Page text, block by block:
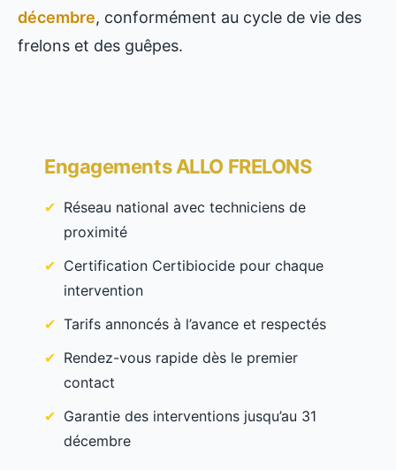
décembre, conformément au cycle de vie des
frelons et des guêpes.
Engagements ALLO FRELONS
Réseau national avec techniciens de
proximité
Certification Certibiocide pour chaque
intervention
Tarifs annoncés à l’avance et respectés
Rendez-vous rapide dès le premier
contact
Garantie des interventions jusqu’au 31
décembre